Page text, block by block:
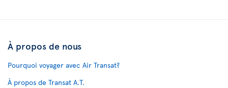
À propos de nous
Pourquoi voyager avec Air Transat?
À propos de Transat A.T.